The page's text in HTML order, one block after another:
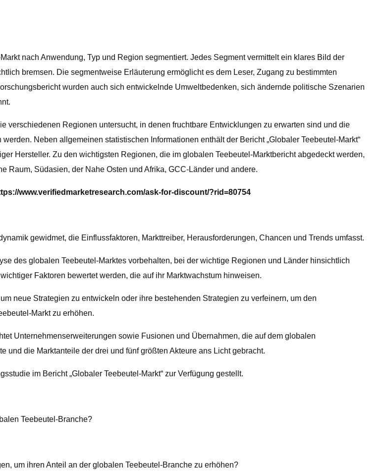
nach Anwendung, Typ und Region segmentiert. Jedes Segment vermittelt ein klares Bild der
bremsen. Die segmentweise Erläuterung ermöglicht es dem Leser, Zugang zu bestimmten
wurden auch sich entwickelnde Umweltbedenken, sich ändernde politische Szenarien
verschiedenen Regionen untersucht, in denen fruchtbare Entwicklungen zu erwarten sind und die
Neben allgemeinen statistischen Informationen enthält der Bericht „Globaler Teebeutel-Markt“
Hersteller. Zu den wichtigsten Regionen, die im globalen Teebeutel-Marktbericht abgedeckt werden,
Raum, Südasien, der Nahe Osten und Afrika, GCC-Länder und andere.
www.verifiedmarketresearch.com/ask-for-discount/?rid=80754
gewidmet, die Einflussfaktoren, Markttreiber, Herausforderungen, Chancen und Trends umfasst.
des globalen Teebeutel-Marktes vorbehalten, bei der wichtige Regionen und Länder hinsichtlich
Faktoren bewertet werden, die auf ihr Marktwachstum hinweisen.
neue Strategien zu entwickeln oder ihre bestehenden Strategien zu verfeinern, um den
Markt zu erhöhen.
Unternehmenserweiterungen sowie Fusionen und Übernahmen, die auf dem globalen
und die Marktanteile der drei und fünf größten Akteure ans Licht gebracht.
im Bericht „Globaler Teebeutel-Markt“ zur Verfügung gestellt.
Teebeutel-Branche?
um ihren Anteil an der globalen Teebeutel-Branche zu erhöhen?